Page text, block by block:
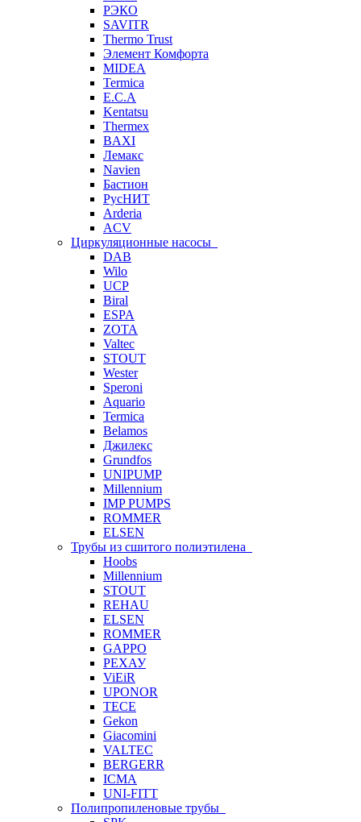
РЭКО
SAVITR
Thermo Trust
Элемент Комфорта
MIDEA
Termica
E.C.A
Kentatsu
Thermex
BAXI
Лемакс
Navien
Бастион
РусНИТ
Arderia
ACV
Циркуляционные насосы
DAB
Wilo
UCP
Biral
ESPA
ZOTA
Valtec
STOUT
Wester
Speroni
Aquario
Termica
Belamos
Джилекс
Grundfos
UNIPUMP
Millennium
IMP PUMPS
ROMMER
ELSEN
Трубы из сшитого полиэтилена
Hoobs
Millennium
STOUT
REHAU
ELSEN
ROMMER
GAPPO
РЕХАУ
ViEiR
UPONOR
TECE
Gekon
Giacomini
VALTEC
BERGERR
ICMA
UNI-FITT
Полипропиленовые трубы